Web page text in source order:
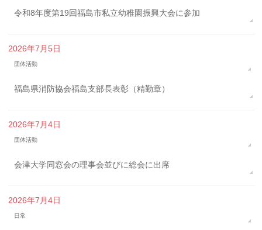
令和8年度第19回福島市私立幼稚園振興大会に参加
2026年7月5日
団体活動
福島県消防協会福島支部長表彰（精勤章）
2026年7月4日
団体活動
会津大学同窓会の理事会並びに総会に出席
2026年7月4日
日常